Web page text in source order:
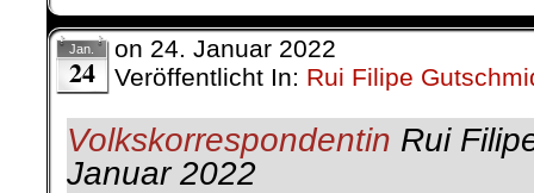
Jan.
24
on 24. Januar 2022
Veröffentlicht In: Rui Filipe
Volkskorrespondentin Rui
Januar 2022